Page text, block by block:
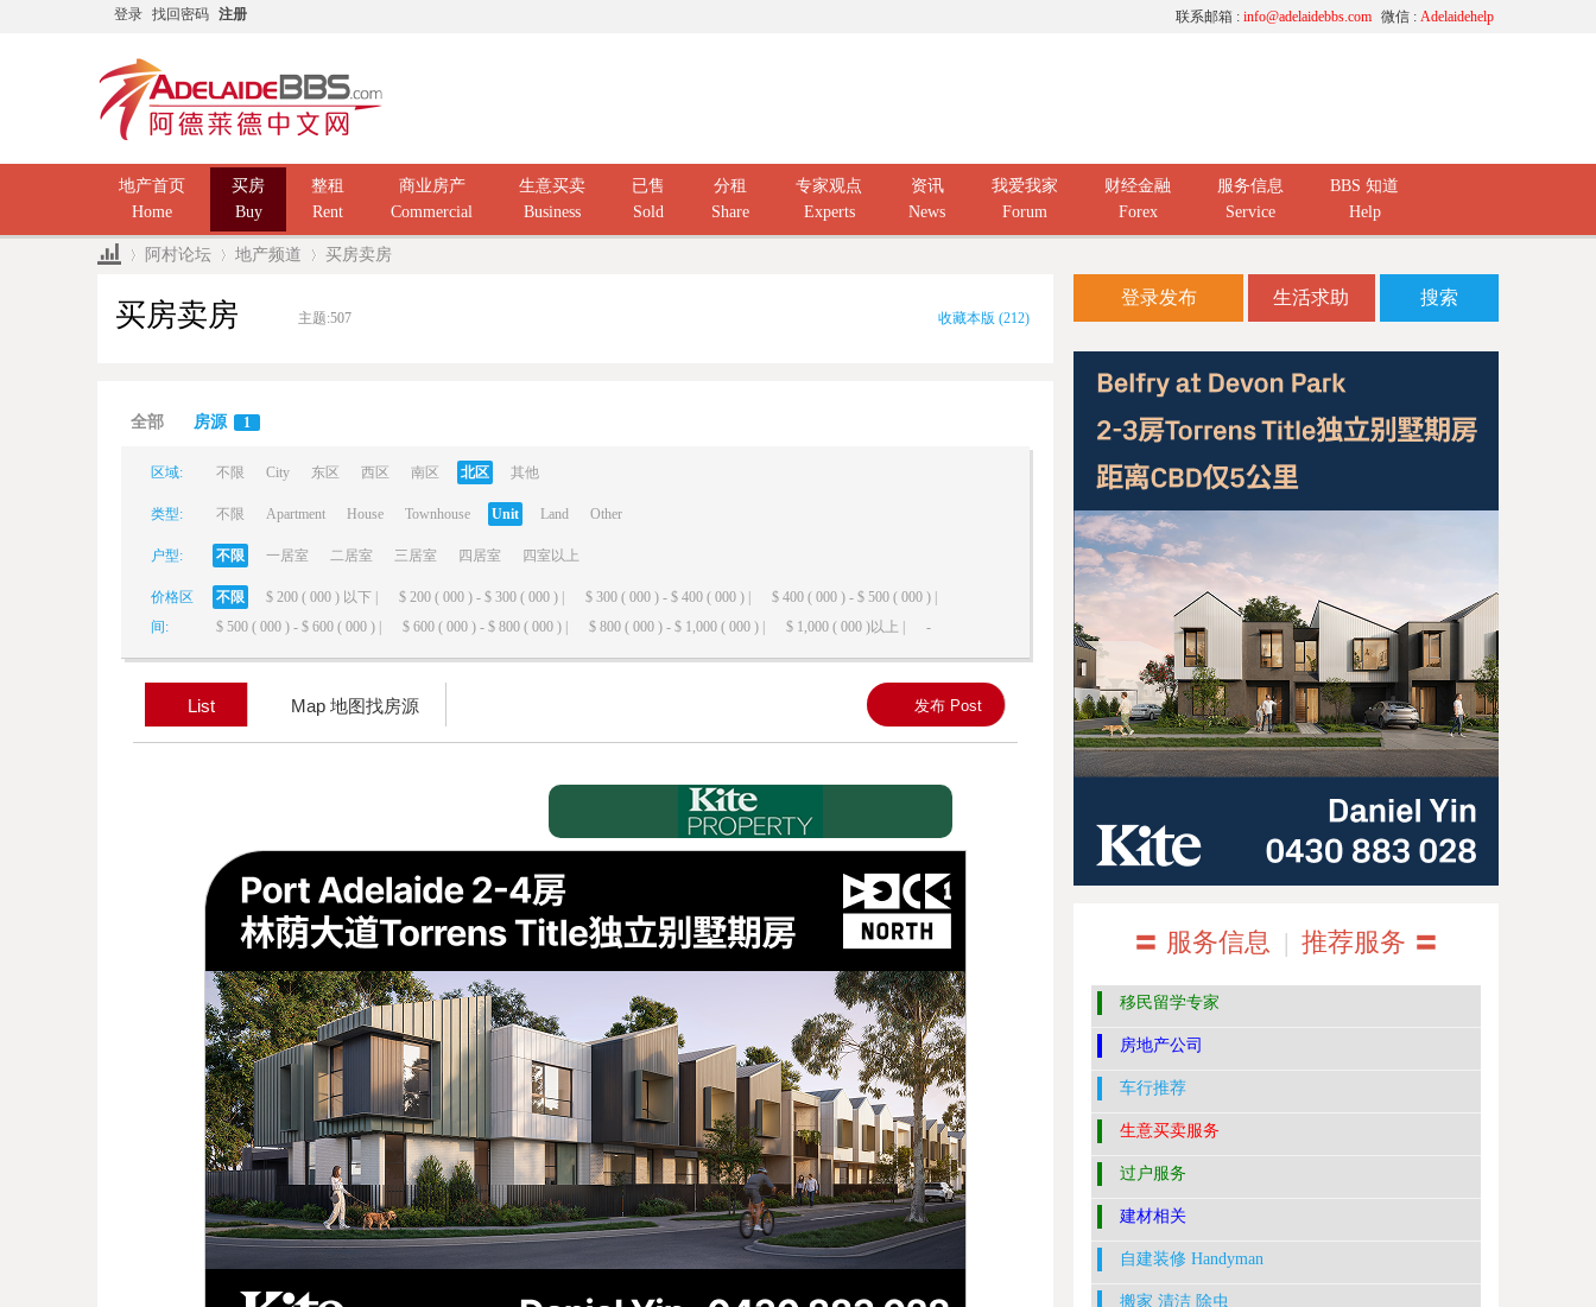
登录 找回密码 注册 微信 : Adelaidehelp
联系邮箱 : info@adelaidebbs.com
地产首页
Home
买房
Buy
整租
Rent
商业房产
Commercial
生意买卖
Business
已售
Sold
分租
Share
专家观点
Experts
资讯
News
我爱我家
Forum
财经金融
Forex
服务信息
Service
BBS 知道
Help
阿村论坛 地产频道 买房卖房
买房卖房 主题:507 收藏本版 (212)
全部 房源 1
区域: 不限 City 东区 西区 南区 北区 其他
类型: 不限 Apartment House Townhouse Unit Land Other
户型: 不限 一居室 二居室 三居室 四居室 四室以上
价格区
间:
不限 $ 200 ( 000 ) 以下 | $ 200 ( 000 ) - $ 300 ( 000 ) | $ 300 ( 000 ) - $ 400 ( 000 ) |
$ 400 ( 000 ) - $ 500 ( 000 ) |
$ 500 ( 000 ) - $ 600 ( 000 ) |
$ 600 ( 000 ) - $ 800 ( 000 ) | $ 800 ( 000 ) - $ 1,000 ( 000 ) | $ 1,000 ( 000 )以上 | -
List Map 地图找房源 发布 Post
登录发布 生活求助 搜索
〓 服务信息 | 推荐服务 〓
移民留学专家
房地产公司
车行推荐
生意买卖服务
过户服务
建材相关
自建装修 Handyman
搬家 清洁 除虫